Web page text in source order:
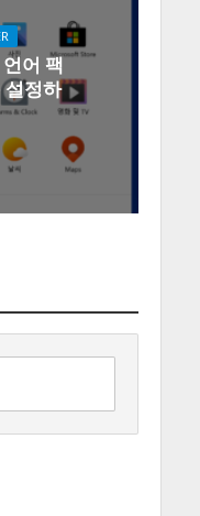
어 팩
정하